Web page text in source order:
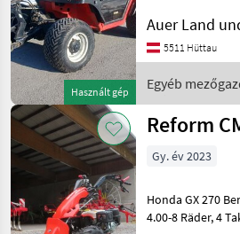
Használt gép
Motor
ca. 4800 Bstd.
zusätzlicher
5511 Hüttau
Egyéb
erőgépek /
Reform
Gy. év 2023
Honda GX 270
4.00-8 Räder, 4 Takt 4kW ( 8,